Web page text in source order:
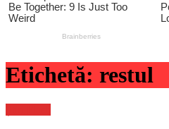
Etichetă: restul